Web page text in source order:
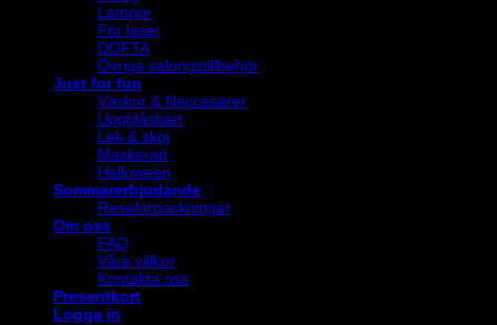
Lampor
För laser
DOFTA
Övriga salongstillbehör
Just for fun
Väskor & Neccesärer
Uppblåsbart
Lek & skoj
Maskerad
Halloween
Sommarerbjudande
Reseförpackningar
Om oss
FAQ
Våra villkor
Kontakta oss
Presentkort
Logga in